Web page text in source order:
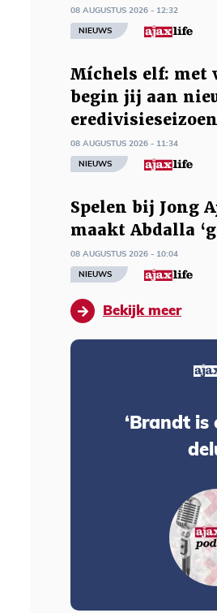
08 AUGUSTUS 2026 - 12:32
NIEUWS
Míchels elf: met
begin jij aan
08 AUGUSTUS 2026 - 11:34
NIEUWS
Spelen bij Jong
maakt Abdalla
08 AUGUSTUS 2026 - 10:04
NIEUWS
Bekijk meer
‘Brandt is